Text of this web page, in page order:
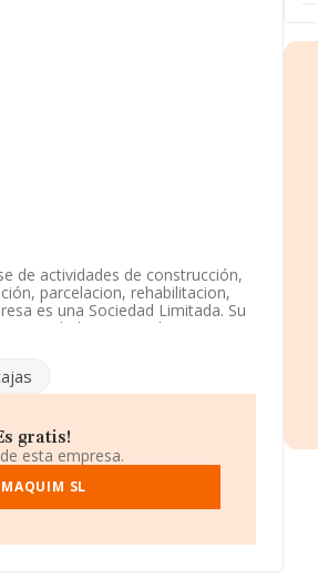
de actividades de construcción,
parcelacion, rehabilitacion,
es una Sociedad Limitada. Su
actividad en mercados
a los datos
ha estado por debajo de la
rankings: la empresa ha caído
encuentran mejor posicionadas
Tormo-sil S.L
sonAtura Arquitectura y
mejor posicionadas las siguientes
gratis!
esta empresa.
SL